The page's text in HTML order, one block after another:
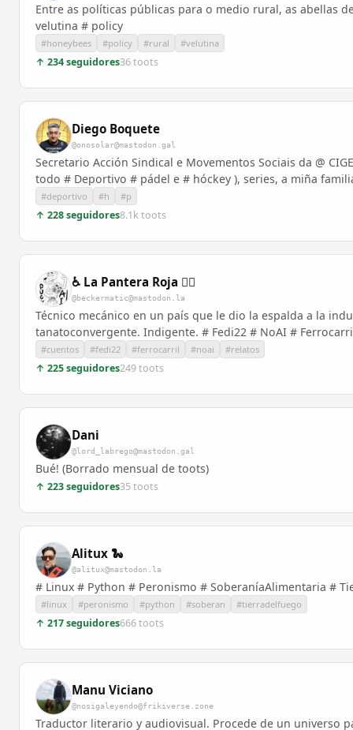
Entre as políticas públicas para o medio rural, as abellas
velutina # policy
#honeybees #policy #rural #velutina
↑ 234 seguidores36 toots
Diego Boquete
@onosolar@mastodon.gal
Secretario Acción Sindical e Movementos Sociais da @
todo # Deportivo # pádel e # hóckey ), series, a miña
#deportivo #h #p
↑ 228 seguidores8.1k toots
♿ La Pantera Roja 🏳️‍🌈
@beckermatic@mastodon.la
Técnico mecánico en un país que le dio la espalda a la
tanatoconvergente. Indigente. # Fedi22 # NoAI #
#cuentos #fedi22 #ferrocarril #noai #relatos
↑ 225 seguidores249 toots
Dani
@lord_labrego@mastodon.gal
Bué! (Borrado mensual de toots)
↑ 223 seguidores35 toots
Alitux 🐍
@alitux@mastodon.la
# Linux # Python # Peronismo # SoberaníaAlimentaria #
#linux #peronismo #python #soberan #tierradelfuego
↑ 217 seguidores666 toots
Manu Viciano
@nosigaleyendo@frikiverse.zone
Traductor literario y audiovisual. Procede de un universo